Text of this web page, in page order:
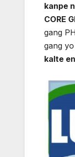
kanpe
CORE
gang
gang
kalte